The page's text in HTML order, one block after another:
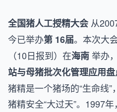
全国猪人工授精大会 从
今已举办第 16届。本次大
（10日报到）在海南举办
站与母猪批次化管理应用
猪精是一个猪场的“生命线
猪精安全“大过天”。1997